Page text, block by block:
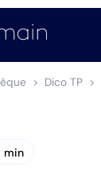
Dico TP
min